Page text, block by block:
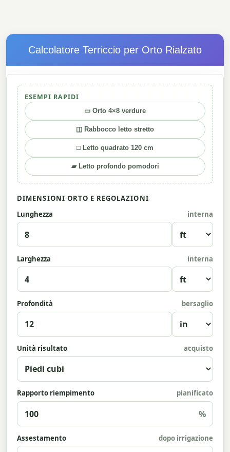
Calcolatore Terriccio per Orto Rialzato
ESEMPI RAPIDI
▭ Orto 4×8 verdure
◫ Rabbocco letto stretto
□ Letto quadrato 120 cm
▰ Letto profondo pomodori
DIMENSIONI ORTO E REGOLAZIONI
Lunghezza
interna
Larghezza interna
Profondità bersaglio
Unità risultato acquisto
Rapporto riempimento pianificato
%
Assestamento dopo irrigazione